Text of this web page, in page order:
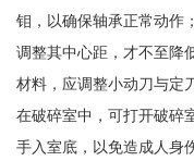
钼，以确保轴承正常动作
调整其中心距，才不至降
材料，应调整小动刀与定
在破碎室中，可打开破碎
手入室底，以免造成人身